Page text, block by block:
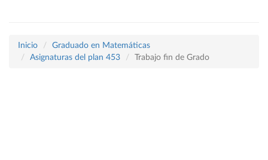
Inicio
Graduado en Matemáticas
Asignaturas del plan 453
Trabajo fin de Grado